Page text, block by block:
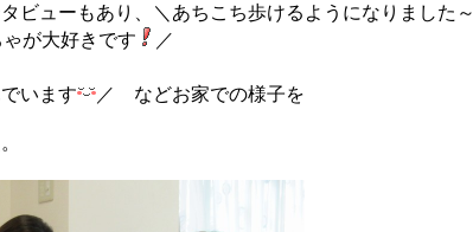
ビューもあり、＼あちこち歩けるようになりました～
が大好きです
／
います ／ などお家での様子を